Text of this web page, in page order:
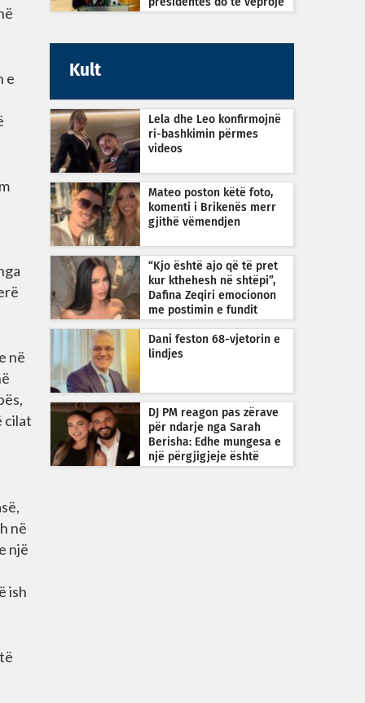
e
në
cilat
në
një
ish
presidentes do të veprojë
Kult
Lela dhe Leo konfirmojnë
ri-bashkimin përmes
videos
Mateo poston këtë foto,
komenti i Brikenës merr
gjithë vëmendjen
“Kjo është ajo që të pret
kur kthehesh në shtëpi”,
Dafina Zeqiri emocionon
me postimin e fundit
Dani feston 68-vjetorin e
lindjes
DJ PM reagon pas zërave
për ndarje nga Sarah
Berisha: Edhe mungesa e
një përgjigjeje është